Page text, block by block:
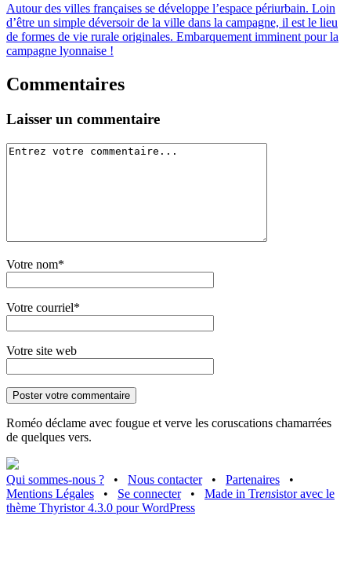
Autour des villes françaises se développe l’espace périurbain. Loin
d’être un simple déversoir de la ville dans la campagne, il est le lieu
de formes de vie rurale originales. Embarquement imminent pour la
campagne lyonnaise !
Commentaires
Laisser un commentaire
Votre nom*
Votre courriel*
Votre site web
Roméo déclame avec fougue et verve les coruscations chamarrées
de quelques vers.
Qui sommes-nous ? • Nous contacter • Partenaires
•
Mentions Légales
• Se connecter • Made in Trensistor avec le
thème Thyristor 4.3.0 pour WordPress